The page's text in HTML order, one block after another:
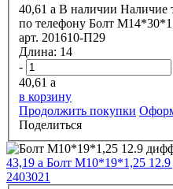
40,61 a В наличии Наличие
по телефону Болт
арт. 201610-П29
Длина: 14
-
40,61 a
в корзину
Продолжить покупки
Поделиться
43,19 a Болт М10*19*1,25 12.9
2403021